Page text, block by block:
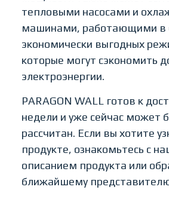
тепловыми насосами и
машинами, работающими в
экономически выгодных
которые могут сэкономить
электроэнергии.
PARAGON WALL готов к
недели и уже сейчас может
рассчитан. Если вы хотите
продукте, ознакомьтесь с
описанием продукта или
ближайшему